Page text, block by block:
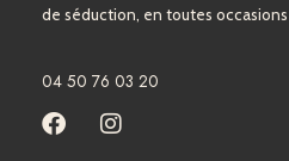
de séduction, en toutes occasions
04 50 76 03 20
F
I